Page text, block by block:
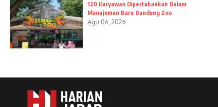
120 Karyawan Dipertahankan Dalam
Manajemen Baru Bandung Zoo
Agu 06, 2026